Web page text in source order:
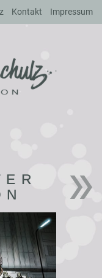
Kontakt Impressum